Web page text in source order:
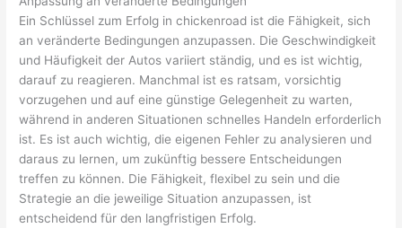
Ein Schlüssel zum Erfolg in chickenroad ist die Fähigkeit, sich
an veränderte Bedingungen anzupassen. Die Geschwindigkeit
und Häufigkeit der Autos variiert ständig, und es ist wichtig,
darauf zu reagieren. Manchmal ist es ratsam, vorsichtig
vorzugehen und auf eine günstige Gelegenheit zu warten,
während in anderen Situationen schnelles Handeln erforderlich
ist. Es ist auch wichtig, die eigenen Fehler zu analysieren und
daraus zu lernen, um zukünftig bessere Entscheidungen
treffen zu können. Die Fähigkeit, flexibel zu sein und die
Strategie an die jeweilige Situation anzupassen, ist
entscheidend für den langfristigen Erfolg.